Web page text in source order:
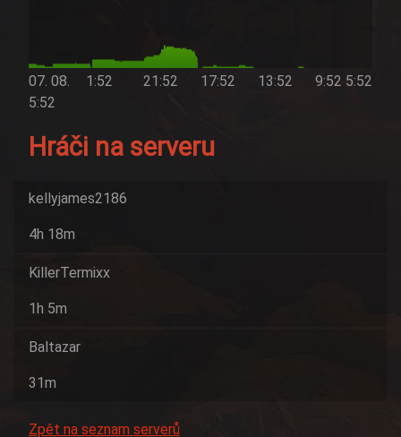
07. 08.
5:52
1:52 21:52 17:52 13:52 9:52 5:52
Hráči na serveru
kellyjames2186
4h 18m
KillerTermixx
1h 5m
Baltazar
31m
Zpět na seznam serverů